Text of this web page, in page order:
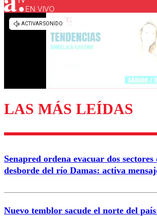
EN VIVO
LAS MÁS LEÍDAS
Senapred ordena evacuar dos
desborde del río Damas: activa
Nuevo temblor sacude el norte del